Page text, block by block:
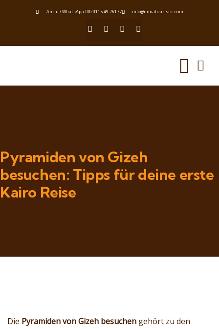
Anruf / WhatsApp: 0020115 49 76177 info@ramatouristic.com
Pyramiden von Gizeh
besuchen: Tipps für deine erste
Kairo Reise
Die Pyramiden von Gizeh besuchen gehört zu den